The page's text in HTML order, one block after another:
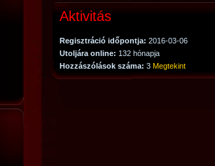
Aktivitás
Regisztráció időpontja: 2016-03-06
Utoljára online: 132 hónapja
Hozzászólások száma: 3 Megtekint